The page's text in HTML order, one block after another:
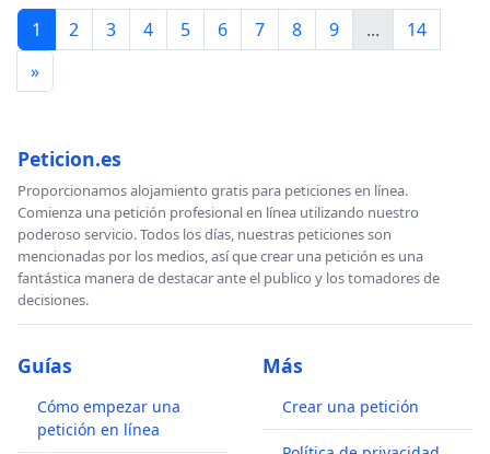
1 2 3 4 5 6 7 8 9 ...
14
»
Peticion.es
Proporcionamos alojamiento gratis para peticiones en línea.
Comienza una petición profesional en línea utilizando nuestro
poderoso servicio. Todos los días, nuestras peticiones son
mencionadas por los medios, así que crear una petición es una
fantástica manera de destacar ante el publico y los tomadores de
decisiones.
Guías
Cómo empezar una
petición en línea
Más
Crear una petición